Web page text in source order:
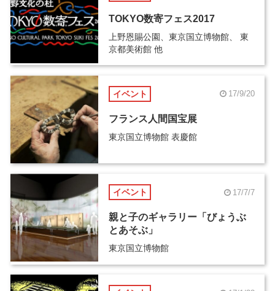
TOKYO数寄フェス2017
上野恩賜公園、東京国立博物館、 東
京都美術館 他
イベント 17/9/20
フランス人間国宝展
東京国立博物館 表慶館
イベント 17/7/7
親と子のギャラリー「びょうぶ
とあそぶ」
東京国立博物館